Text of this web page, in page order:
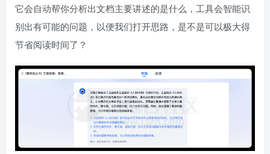
它会自动帮你分析出文档主要讲述的是什么，工具会智能识
别出有可能的问题，以便我们打开思路，是不是可以极大得
节省阅读时间了？